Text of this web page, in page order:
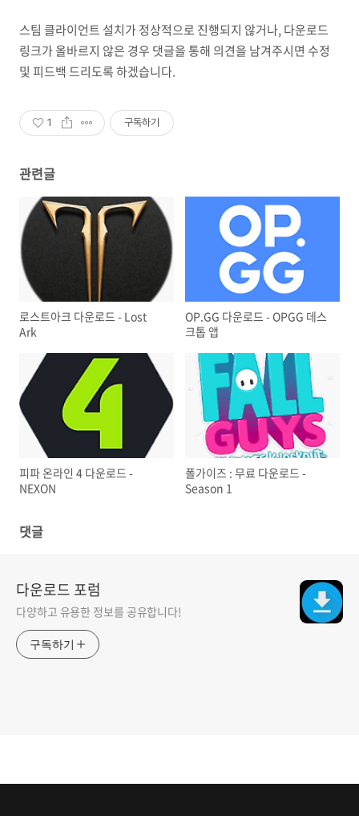
스팀 클라이언트 설치가 정상적으로 진행되지 않거나, 다운로드
링크가 올바르지 않은 경우 댓글을 통해 의견을 남겨주시면 수정
및 피드백 드리도록 하겠습니다.
1 구독하기
관련글
로스트아크 다운로드 - Lost
Ark
OP.GG 다운로드 - OPGG 데스
크톱 앱
피파 온라인 4 다운로드 -
NEXON
폴가이즈 : 무료 다운로드 -
Season 1
댓글
다운로드 포럼
다양하고 유용한 정보를 공유합니다!
구독하기